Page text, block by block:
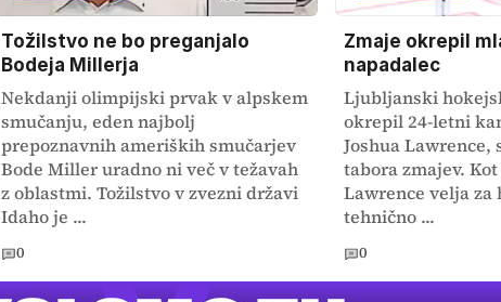
Tožilstvo ne bo preganjalo
Bodeja Millerja
Nekdanji olimpijski prvak v alpskem
smučanju, eden najbolj
prepoznavnih ameriških smučarjev
Bode Miller uradno ni več v težavah
z oblastmi. Tožilstvo v zvezni državi
Idaho je ...
0
Zmaje okrepil
napadalec
Ljubljanski
okrepil 24-letni
Joshua Lawrence,
tabora zmajev.
Lawrence velja za
tehnično ...
0